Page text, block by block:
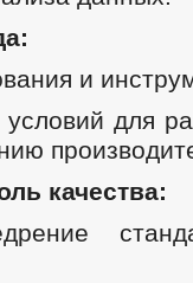
и
для
качества: